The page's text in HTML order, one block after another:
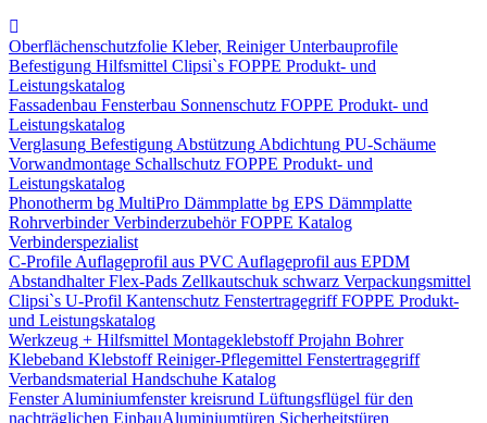
Oberflächenschutzfolie Kleber, Reiniger Unterbauprofile
Befestigung Hilfsmittel Clipsi`s FOPPE Produkt- und
Leistungskatalog
Fassadenbau Fensterbau Sonnenschutz FOPPE Produkt- und
Leistungskatalog
Verglasung Befestigung Abstützung Abdichtung PU-Schäume
Vorwandmontage Schallschutz FOPPE Produkt- und
Leistungskatalog
Phonotherm bg MultiPro Dämmplatte bg EPS Dämmplatte
Rohrverbinder Verbinderzubehör FOPPE Katalog
Verbinderspezialist
C-Profile Auflageprofil aus PVC Auflageprofil aus EPDM
Abstandhalter Flex-Pads Zellkautschuk schwarz Verpackungsmittel
Clipsi`s U-Profil Kantenschutz Fenstertragegriff FOPPE Produkt-
und Leistungskatalog
Werkzeug + Hilfsmittel Montageklebstoff Projahn Bohrer
Klebeband Klebstoff Reiniger-Pflegemittel Fenstertragegriff
Verbandsmaterial Handschuhe Katalog
Fenster Aluminiumfenster kreisrund Lüftungsflügel für den
nachträglichen Einbau​Aluminiumtüren Sicherheitstüren